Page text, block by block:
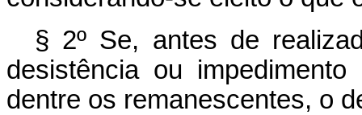
§ 2º Se, antes de
desistência ou
dentre os remanescentes, o